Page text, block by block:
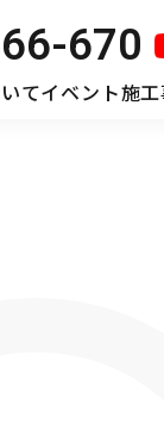
670
てイベント施